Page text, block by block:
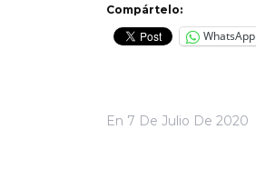
Compártelo:
WhatsApp
En 7 De Julio De 2020